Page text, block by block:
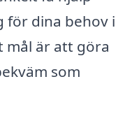
dina behov i
mål är att göra
som